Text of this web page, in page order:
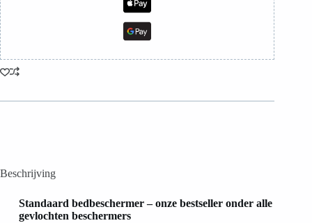
Beschrijving
Standaard bedbeschermer – onze bestseller onder alle
gevlochten beschermers